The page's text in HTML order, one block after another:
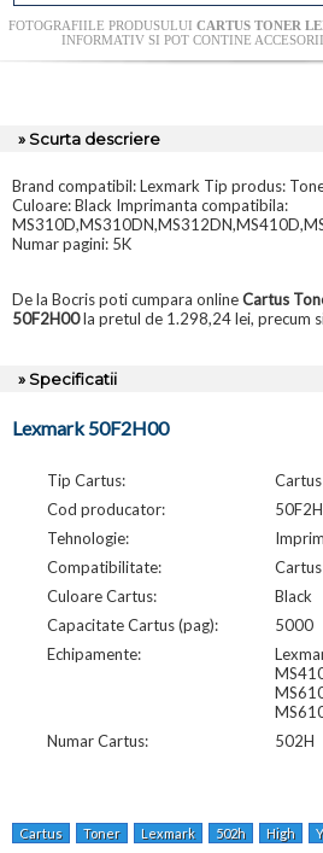
FOTOGRAFIILE PRODUSULUI CARTUS TONER
INFORMATIV SI POT CONTINE
» Scurta descriere
Brand compatibil: Lexmark Tip produs:
Culoare: Black Imprimanta compatibila:
Numar pagini: 5K
De la Bocris poti cumpara onlineCartus
50F2H00la pretul de 1.298,24 lei, precum
» Specificatii
Lexmark 50F2H00
Tip Cartus:
Cod producator:
Tehnologie:
Compatibilitate:
Culoare Cartus:
Black
Capacitate Cartus (pag):
5000
Echipamente:
Numar Cartus:
502H
Cartus Toner Lexmark 502h High